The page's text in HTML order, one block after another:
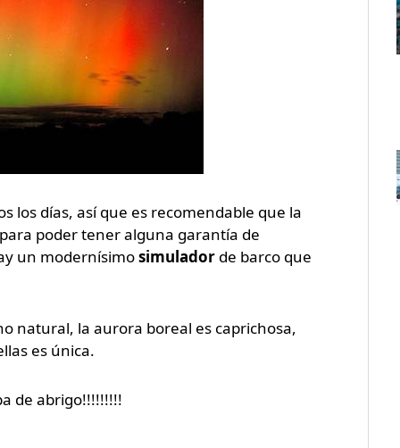
los días, así que es recomendable que la
poder tener alguna garantía de
un modernísimosimuladorde barco que
natural, la aurora boreal es caprichosa,
es única.
de abrigo!!!!!!!!!